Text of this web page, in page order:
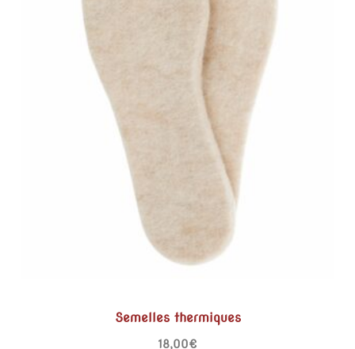
Semelles thermiques
18,00€